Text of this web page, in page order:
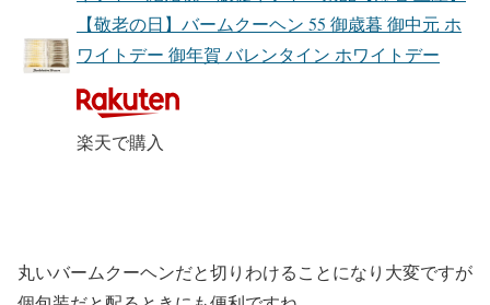
【敬老の日】バームクーヘン 55 御歳暮 御中元 ホ
ワイトデー 御年賀 バレンタイン ホワイトデー
楽天で購入
丸いバームクーヘンだと切りわけることになり大変ですが